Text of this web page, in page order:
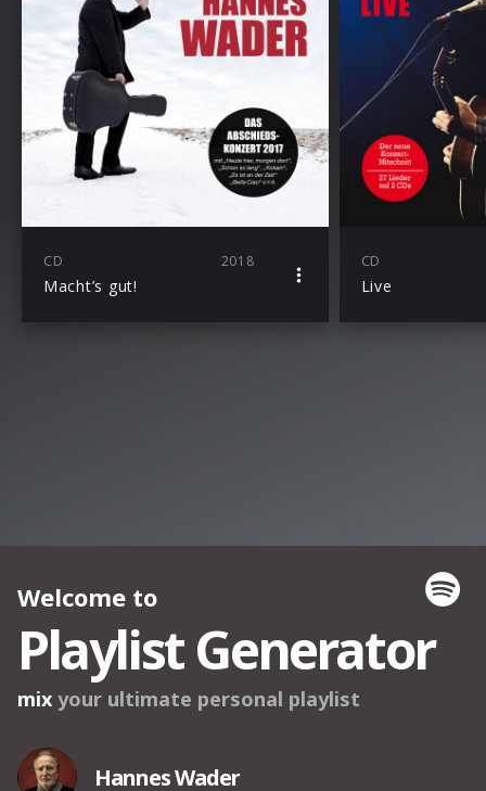
CD 2018
Macht’s gut!
CD
Live